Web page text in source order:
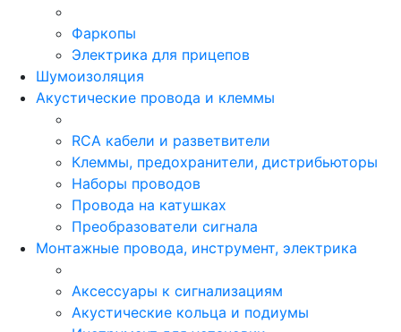
Фаркопы
Электрика для прицепов
Шумоизоляция
Акустические провода и клеммы
RCA кабели и разветвители
Клеммы, предохранители, дистрибьюторы
Наборы проводов
Провода на катушках
Преобразователи сигнала
Монтажные провода, инструмент, электрика
Аксессуары к сигнализациям
Акустические кольца и подиумы